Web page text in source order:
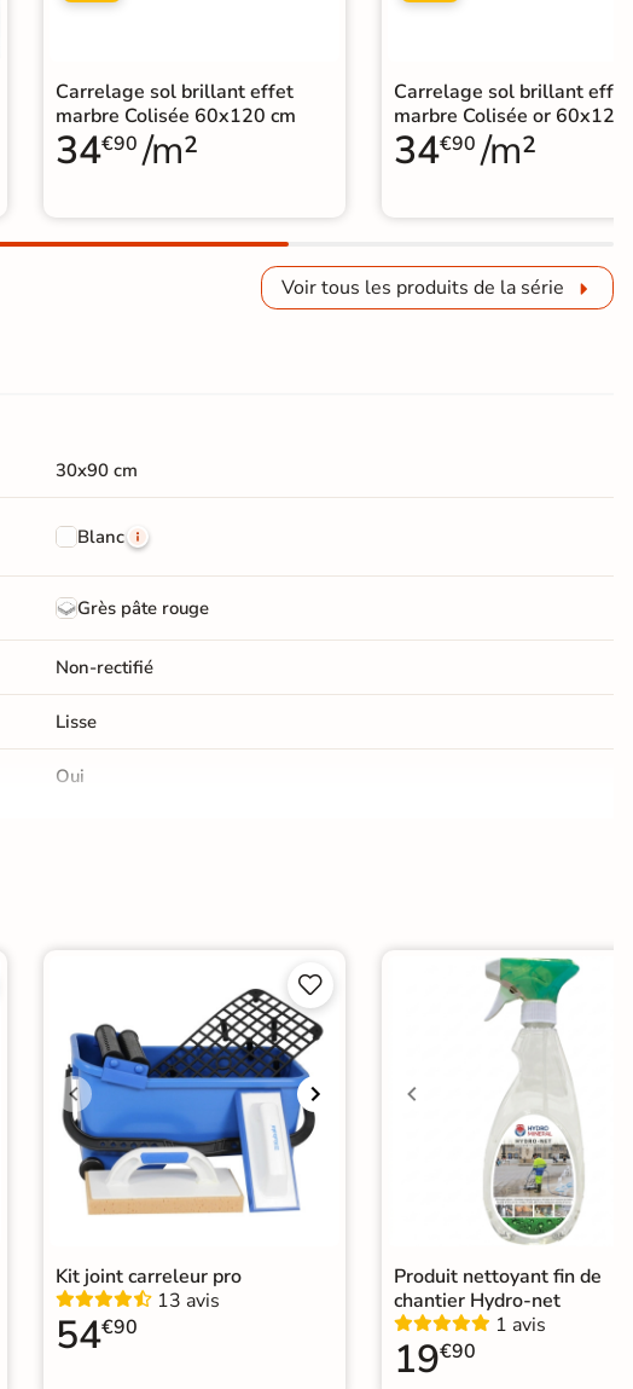
Carrelage sol brillant effet
marbre Colisée 60x120 cm
34€90 /m²
Carrelage sol brillant effet
marbre Colisée or 60x120
34€90 /m²
Voir tous les produits de la série
30x90 cm
Blanc
Grès pâte rouge
Non-rectifié
Lisse
Oui


Kit joint carreleur pro
13 avis
54€90
Produit nettoyant fin de
chantier Hydro-net
1 avis
19€90